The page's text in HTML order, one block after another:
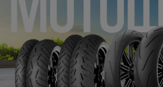
Петропавловск
Семей
Талдыкорган